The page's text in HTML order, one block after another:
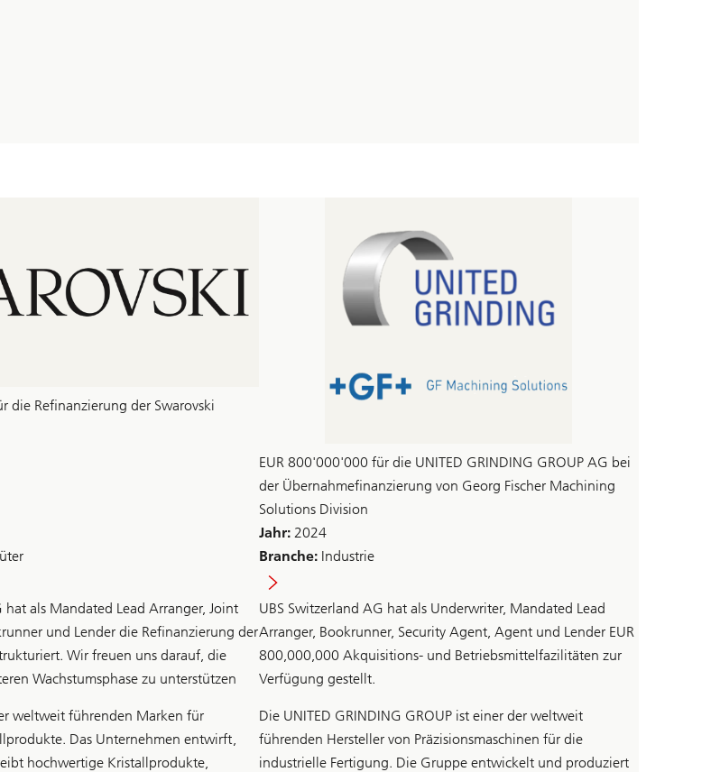
die Refinanzierung der Swarovski
EUR 800'000'000 für die UNITED GRINDING GROUP AG bei
der Übernahmefinanzierung von Georg Fischer Machining
Solutions Division
hat als Mandated Lead Arranger, Joint
und Lender die Refinanzierung der
Wir freuen uns darauf, die
Wachstumsphase zu unterstützen
weltweit führenden Marken für
Das Unternehmen entwirft,
hochwertige Kristallprodukte,
Jahr:2024
Branche:Industrie
UBS Switzerland AG hat als Underwriter, Mandated Lead
Arranger, Bookrunner, Security Agent, Agent und Lender EUR
800,000,000 Akquisitions- und Betriebsmittelfazilitäten zur
Verfügung gestellt.
Die UNITED GRINDING GROUP ist einer der weltweit
führenden Hersteller von Präzisionsmaschinen für die
industrielle Fertigung. Die Gruppe entwickelt und produziert